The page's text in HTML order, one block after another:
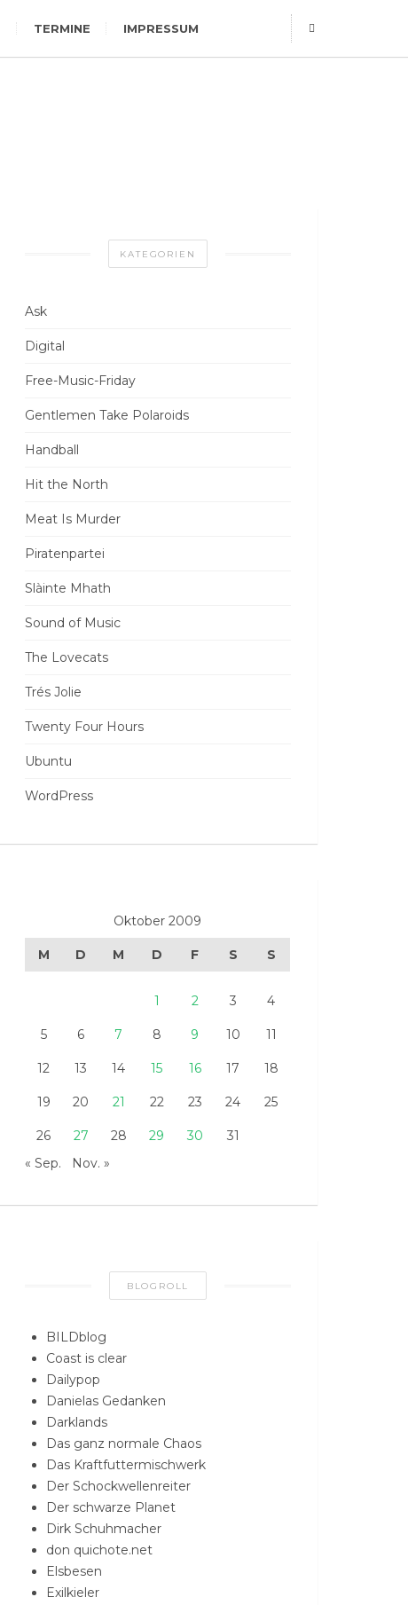
TERMINE IMPRESSUM
KATEGORIEN
Ask
Digital
Free-Music-Friday
Gentlemen Take Polaroids
Handball
Hit the North
Meat Is Murder
Piratenpartei
Slàinte Mhath
Sound of Music
The Lovecats
Trés Jolie
Twenty Four Hours
Ubuntu
WordPress
Oktober 2009
M D M D F S S
1 2 3 4
5 6 7 8 9 10 11
12 13 14 15 16 17 18
19 20 21 22 23 24 25
26 27 28 29 30
31
« Sep.
Nov. »
BLOGROLL
BILDblog
Coast is clear
Dailypop
Danielas Gedanken
Darklands
Das ganz normale Chaos
Das Kraftfuttermischwerk
Der Schockwellenreiter
Der schwarze Planet
Dirk Schuhmacher
don quichote.net
Elsbesen
Exilkieler